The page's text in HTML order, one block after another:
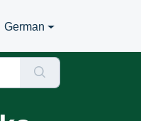
German